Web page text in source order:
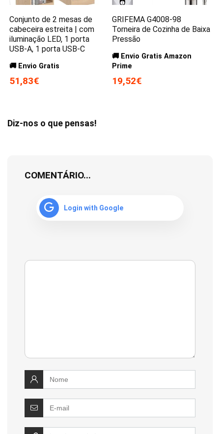
Conjunto de 2 mesas de
cabeceira estreita | com
iluminação LED, 1 porta
USB-A, 1 porta USB-C
🚚 Envio Gratis
51,83€
GRIFEMA G4008-98
Torneira de Cozinha de Baixa
Pressão
🚚 Envio Gratis Amazon
Prime
19,52€
Diz-nos o que pensas!
COMENTÁRIO...
Login with Google